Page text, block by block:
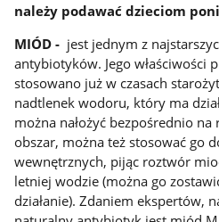
należy podawać dzieciom
MIÓD - jest jednym z
antybiotyków. Jego właściwości
stosowano już w czasach
nadtlenek wodoru, który ma
można nałożyć bezpośrednio
obszar, można też stosować go
wewnętrznych, pijąc roztwór
letniej wodzie (można go
działanie). Zdaniem ekspertów,